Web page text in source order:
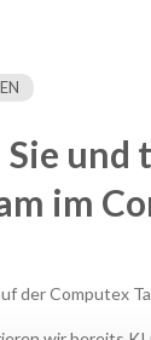
Sie und
im
der Computex